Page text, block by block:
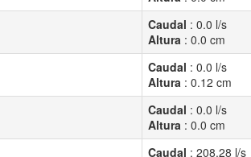
Caudal : 0.0 l/s
Altura : 0.0 cm
Caudal : 0.0 l/s
Altura : 0.12 cm
Caudal : 0.0 l/s
Altura : 0.0 cm
Caudal : 208.28 l/s